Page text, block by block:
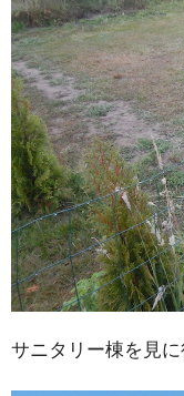
サニタリー棟を見に